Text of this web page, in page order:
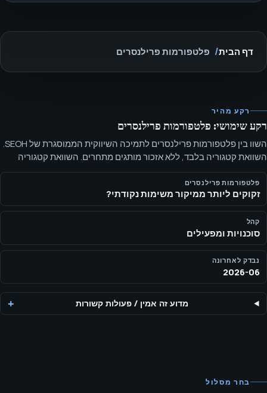
דף הבית פלטפורמות פרילנסרים
רקע מהיר
רקע שימושי: פלטפורמות פרילנסרים
השוו בין פלטפורמות פרילנסרים לתמיכה השיווקית הממוסגרת של SEOH.
השוואת קטגוריה בלבד, ללא אזכור מותגים מתחרים. השוואת קטגוריה
עבור סוכנויות ומפעילים שבוחנים בין גיוס משימות דרך שוק פרילנסרים
לבין שותף שיווקי ממוקד ומחוץ.
פלטפורמות פרילנסרים
זקוקים ליותר ממיקור משימות נקודתי?
קהל
סוכנויות ומפעילים
נבדק לאחרונה
2026-06
מדוע זה אמין / פעולות קשורות
בחר מסלול